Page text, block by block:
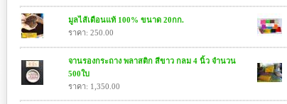
มูลไส้เดือนแท้ 100% ขนาด 20กก.
ราคา: 250.00
จานรองกระถาง พลาสติก สีขาว กลม 4 นิ้ว จำนวน
500ใบ
ราคา: 1,350.00